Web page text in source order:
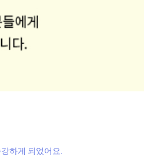
하게 되었어요.